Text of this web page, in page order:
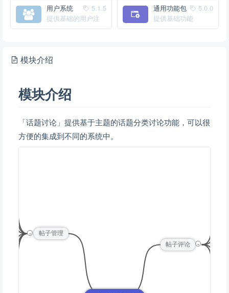
5.1.5
用户系统
提供基础的用户注
册、登录服务
5.0.0
通用功能包
提供基础功能
模块介绍
模块介绍
「话题讨论」提供基于主题的话题分类讨论功能，可以很
方便的集成到不同的系统中。
- 帖子管理
-
帖子评论